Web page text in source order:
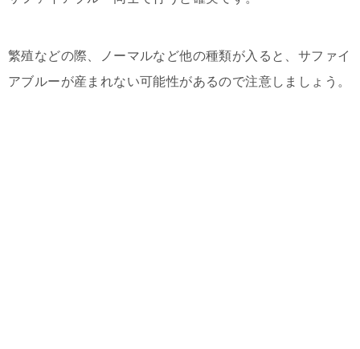
繁殖などの際、ノーマルなど他の種類が入ると、サファイ
アブルーが産まれない可能性があるので注意しましょう。